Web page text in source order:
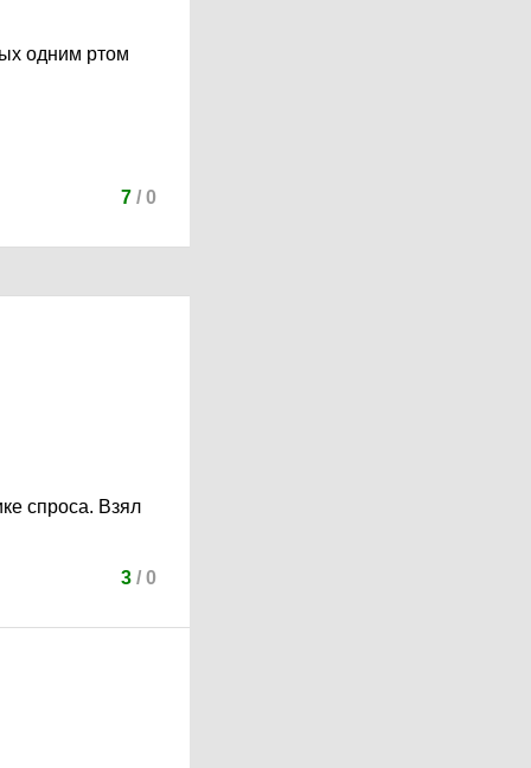
одним ртом
7/ 0
спроса. Взял
3/ 0